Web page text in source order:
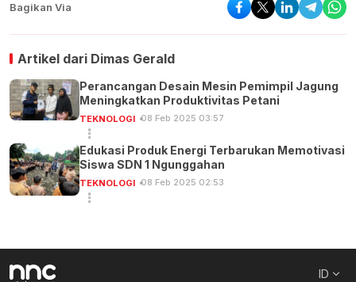
Bagikan Via
Artikel dari Dimas Gerald
Perancangan Desain Mesin Pemimpil Jagung
Meningkatkan Produktivitas Petani
TEKNOLOGI 08 Feb 2025 03:57
Edukasi Produk Energi Terbarukan Memotivasi
Siswa SDN 1 Ngunggahan
TEKNOLOGI 08 Feb 2025 02:53
ID